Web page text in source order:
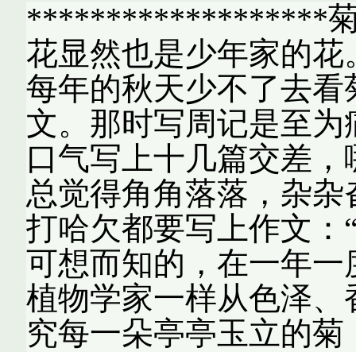
*******************
花显然也是少年家的
每年的秋天少不了去
文。那时写周记是至
口气写上十几篇交差
总觉得角角落落，杂
打哈欠都要写上作文
可想而知的，在一年
植物学家一样从色泽
究每一朵亭亭玉立的